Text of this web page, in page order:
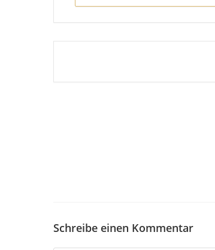
Schreibe einen Kommentar